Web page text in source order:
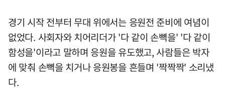
경기 시작 전부터 무대 위에서는 응원전 준비에 여념이
없었다. 사회자와 치어리더가 '다 같이 손뼉을' '다 같이
함성을'이라고 말하며 응원을 유도했고, 사람들은 박자
에 맞춰 손뼉을 치거나 응원봉을 흔들며 '짝짝짝' 소리냈
다.